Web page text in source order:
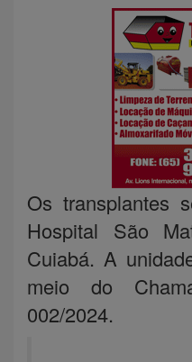
Os transplantes
Hospital São
Cuiabá. A
meio do
002/2024.